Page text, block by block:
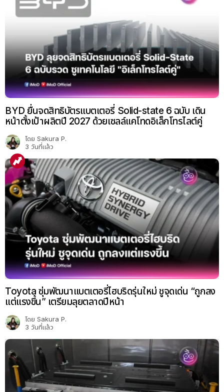
BYD ยื่นจดสิทธิบัตรแบตเตอรี่ Solid-state 6 ฉบับ เดิน
หน้าตั้งเป้าผลิตปี 2027 ด้วยเซลล์แคโทดอิเล็กโทรไลต์คู่
โดย Sakura P.
3 วันที่แล้ว
Toyota ซุ่มพัฒนาแบตเตอรี่ไฮบริดรุ่นใหม่ ชูจุดเด่น “ถูกลง
แต่แรงขึ้น” เตรียมลุยตลาดปีหน้า
โดย Sakura P.
3 วันที่แล้ว